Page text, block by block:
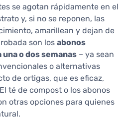
se agotan rápidamente en el
y, si no se reponen, las
amarillean y dejan de
son los abonos
o dos semanas – ya sean
o alternativas
de ortigas, que es eficaz,
té de compost o los abonos
otras opciones para quienes